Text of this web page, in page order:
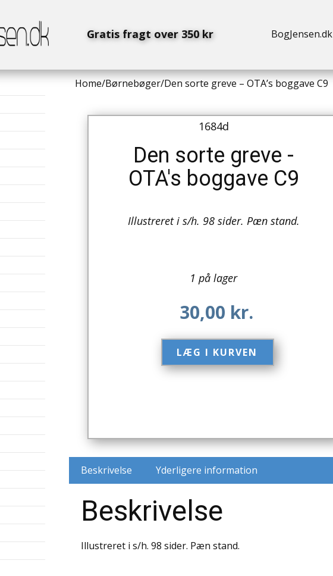
BogJensen.dk
Gratis fragt over 350 kr
Home/Børnebøger/Den sorte greve – OTA’s boggave C9
1684d
Den sorte greve -
OTA's boggave C9
Illustreret i s/h. 98 sider. Pæn stand.
1 på lager
30,00 kr.
LÆG I KURVEN​
Beskrivelse Yderligere information
Beskrivelse
Illustreret i s/h. 98 sider. Pæn stand.